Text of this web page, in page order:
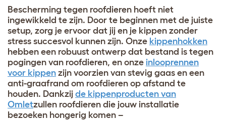
Bescherming tegen roofdieren hoeft niet
ingewikkeld te zijn. Door te beginnen met de juiste
setup, zorg je ervoor dat jij en je kippen zonder
stress succesvol kunnen zijn. Onze kippenhokken
hebben een robuust ontwerp dat bestand is tegen
pogingen van roofdieren, en onze inlooprennen
voor kippen zijn voorzien van stevig gaas en een
anti-graafrand om roofdieren op afstand te
houden. Dankzij de kippenproducten van
Omletzullen roofdieren die jouw installatie
bezoeken hongerig komen –